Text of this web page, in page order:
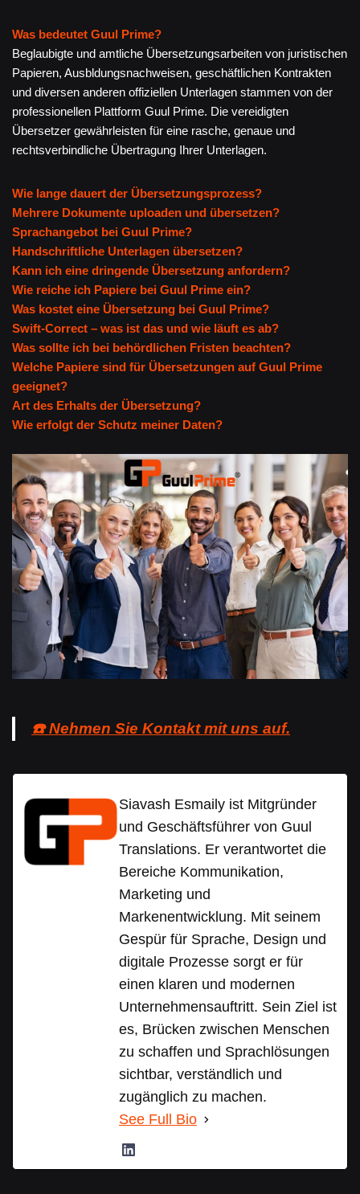
Was bedeutet Guul Prime?
Beglaubigte und amtliche Übersetzungsarbeiten von juristischen
Papieren, Ausbldungsnachweisen, geschäftlichen Kontrakten
und diversen anderen offiziellen Unterlagen stammen von der
professionellen Plattform Guul Prime. Die vereidigten
Übersetzer gewährleisten für eine rasche, genaue und
rechtsverbindliche Übertragung Ihrer Unterlagen.
Wie lange dauert der Übersetzungsprozess?
Mehrere Dokumente uploaden und übersetzen?
Sprachangebot bei Guul Prime?
Handschriftliche Unterlagen übersetzen?
Kann ich eine dringende Übersetzung anfordern?
Wie reiche ich Papiere bei Guul Prime ein?
Was kostet eine Übersetzung bei Guul Prime?
Swift-Correct – was ist das und wie läuft es ab?
Was sollte ich bei behördlichen Fristen beachten?
Welche Papiere sind für Übersetzungen auf Guul Prime
geeignet?
Art des Erhalts der Übersetzung?
Wie erfolgt der Schutz meiner Daten?
☎️ Nehmen Sie Kontakt mit uns auf.
Siavash Esmaily ist Mitgründer
und Geschäftsführer von Guul
Translations. Er verantwortet die
Bereiche Kommunikation,
Marketing und
Markenentwicklung. Mit seinem
Gespür für Sprache, Design und
digitale Prozesse sorgt er für
einen klaren und modernen
Unternehmensauftritt. Sein Ziel ist
es, Brücken zwischen Menschen
zu schaffen und Sprachlösungen
sichtbar, verständlich und
zugänglich zu machen.
See Full Bio